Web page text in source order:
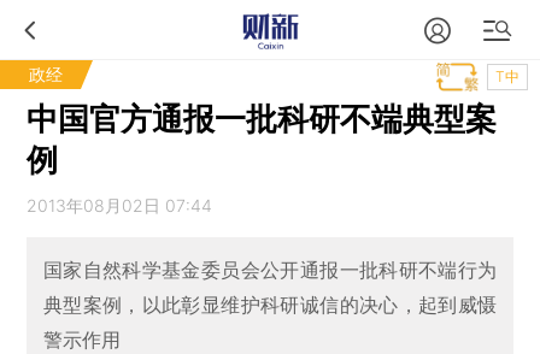
政经 T中
中国官方通报一批科研不端典型案
例
2013年08月02日 07:44
国家自然科学基金委员会公开通报一批科研不端行为
典型案例，以此彰显维护科研诚信的决心，起到威慑
警示作用